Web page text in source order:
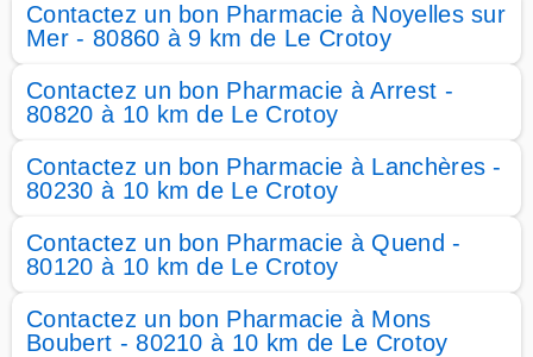
Contactez un bon Pharmacie à Noyelles sur
Mer - 80860 à 9 km de Le Crotoy
Contactez un bon Pharmacie à Arrest -
80820 à 10 km de Le Crotoy
Contactez un bon Pharmacie à Lanchères -
80230 à 10 km de Le Crotoy
Contactez un bon Pharmacie à Quend -
80120 à 10 km de Le Crotoy
Contactez un bon Pharmacie à Mons
Boubert - 80210 à 10 km de Le Crotoy